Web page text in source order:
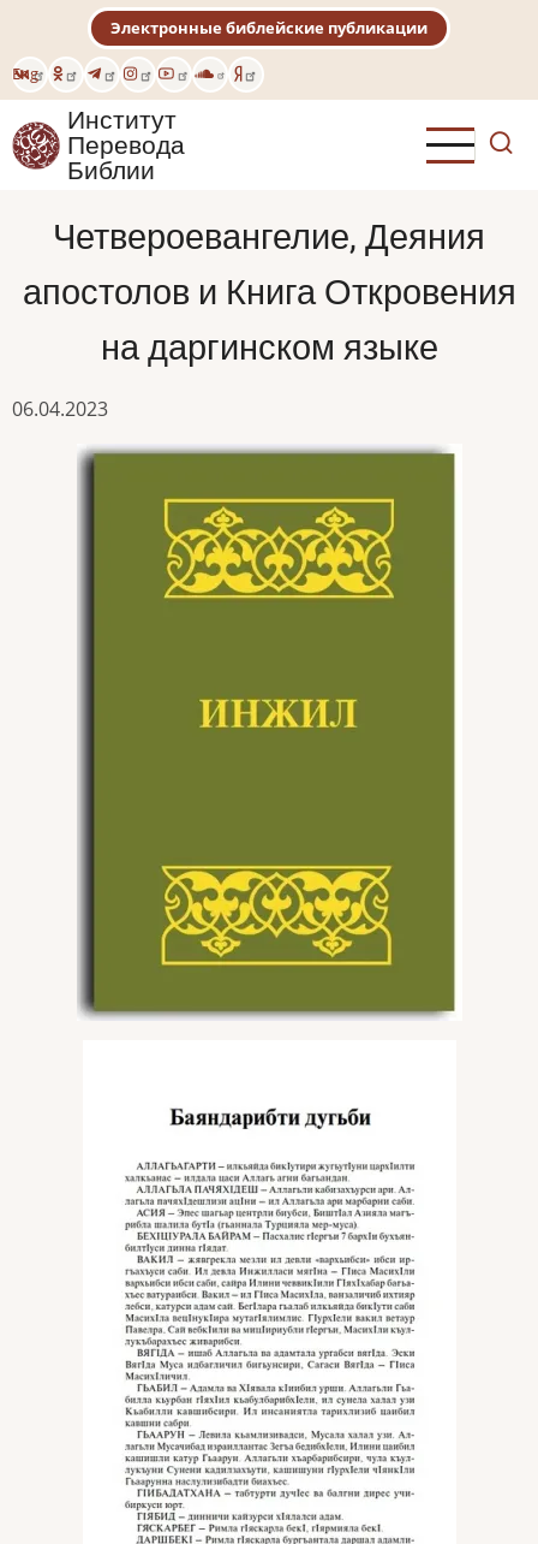
основному
содержанию
Eng
Электронные библейские публикации
Институт
Перевода
Библии
Четвероевангелие, Деяния
апостолов и Книга Откровения
на даргинском языке
06.04.2023